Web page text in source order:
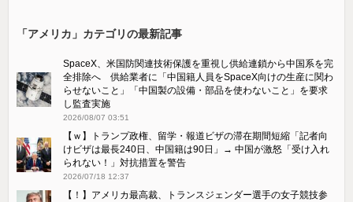
「アメリカ」カテゴリの最新記事
SpaceX、米国防関連技術保護を重視し供給連鎖から中国系を完
全排除へ 供給業者に「中国籍人員をSpaceX向けの生産に関わ
らせないこと」「中国製の設備・部品を使わないこと」を要求
し監査実施
2026/08/07 03:51
【ｗ】トランプ政権、留学・報道ビザの滞在期間短縮「記者向
けビザは最長240日、中国籍は90日」→ 中国が激怒「受け​入れ
られない！」対抗措置を警告
2026/07/18 12:37
【！】アメリカ最高裁、トランスジェンダー選手の女子競技参